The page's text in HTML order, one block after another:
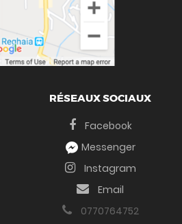
RÉSEAUX SOCIAUX
Facebook
Messenger
Instagram
Email
0770764752